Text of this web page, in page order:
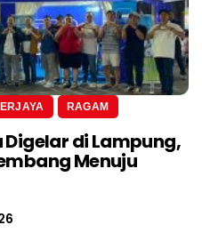
RAGAM
Digelar di Lampung,
Menuju